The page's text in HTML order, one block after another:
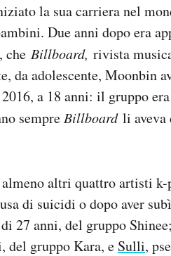
la sua carriera nel
Due anni dopo era
che Billboard, rivista
da adolescente, Moonbin
a 18 anni: il gruppo
sempre Billboardli aveva
altri quattro artisti
di suicidi o dopo aver
27 anni, del gruppo
del gruppo Kara, e Sulli,